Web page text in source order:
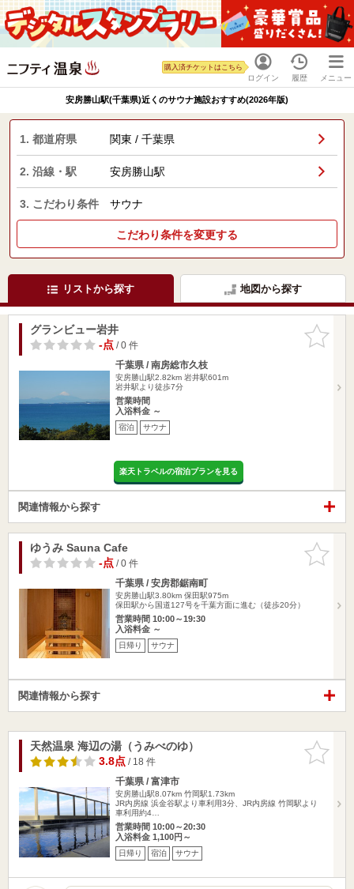
ログイン
購入済チケットはこちら
履歴 メニュー
安房勝山駅(千葉県)近くのサウナ施設おすすめ(2026年版)
1. 都道府県 関東 / 千葉県
2. 沿線・駅 安房勝山駅
3. こだわり条件 サウナ
こだわり条件を変更する
リストから探す 地図から探す
お気に入
りに追加
グランビュー岩井
-点/ 0 件
千葉県 / 南房総市久枝
安房勝山駅2.82km 岩井駅601m
岩井駅より徒歩7分
営業時間
入浴料金 ～
宿泊 サウナ
楽天トラベルの宿泊プランを見る
関連情報から探す
お気に入
りに追加
ゆうみ Sauna Cafe
-点/ 0 件
千葉県 / 安房郡鋸南町
安房勝山駅3.80km 保田駅975m
保田駅から国道127号を千葉方面に進む（徒歩20分）
営業時間 10:00～19:30
入浴料金 ～
日帰り サウナ
関連情報から探す
お気に入
りに追加
天然温泉 海辺の湯（うみべのゆ）
3.8点/ 18 件
千葉県 / 富津市
安房勝山駅8.07km 竹岡駅1.73km
JR内房線 浜金谷駅より車利用3分、JR内房線 竹岡駅より
車利用約4…
営業時間 10:00～20:30
入浴料金 1,100円～
日帰り 宿泊 サウナ